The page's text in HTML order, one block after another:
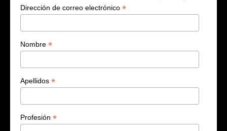
Dirección de correo electrónico *
Nombre *
Apellidos *
Profesión *